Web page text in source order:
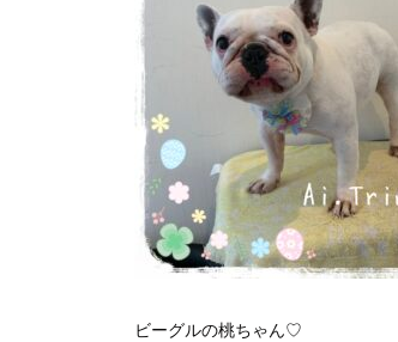
ビーグルの桃ちゃん♡